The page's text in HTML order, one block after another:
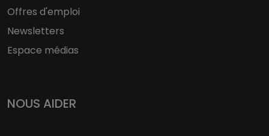
Offres d'emploi
Newsletters
Espace médias
NOUS AIDER